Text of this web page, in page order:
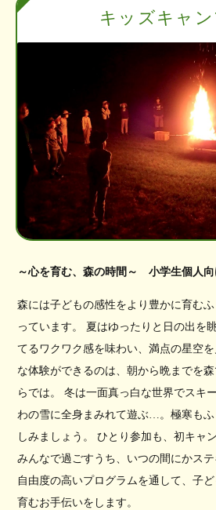
キッズキャン
～心を育む、森の時間～ 小学生個人向
森には子どもの感性をより豊かに育む
っています。 夏はゆったりと日の出を
てるワクワク感を味わい、満点の星空
な体験ができるのは、朝から晩までを
らでは。 冬は一面真っ白な世界でスキ
わの雪に全身まみれて遊ぶ…。極寒も
しみましょう。 ひとり参加も、初キャ
みんなで過ごすうち、いつの間にかス
自由度の高いプログラムを通して、子
育むお手伝いをします。